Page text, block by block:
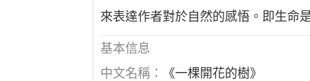
來表達作者對於自然的感悟。即生命
基本信息
中文名稱：
《一棵開花的樹》